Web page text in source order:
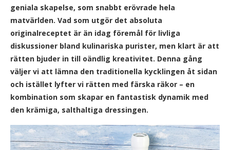
geniala skapelse, som snabbt erövrade hela
matvärlden. Vad som utgör det absoluta
originalreceptet är än idag föremål för livliga
diskussioner bland kulinariska purister, men klart är att
rätten bjuder in till oändlig kreativitet. Denna gång
väljer vi att lämna den traditionella kycklingen åt sidan
och istället lyfter vi rätten med färska räkor – en
kombination som skapar en fantastisk dynamik med
den krämiga, salthaltiga dressingen.